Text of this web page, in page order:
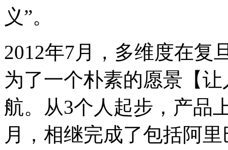
义”。
2012年7月，多维度在复
为了一个朴素的愿景【
航。从3个人起步，产品
月，相继完成了包括阿